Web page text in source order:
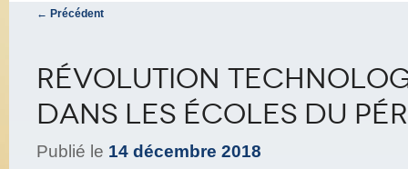
au
contenu
principal
au
contenu
secondaire
Navigation
← Précédent
Révolution
dans les écoles du
Publié le 14 décembre 2018